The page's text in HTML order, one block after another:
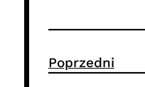
Poprzedni